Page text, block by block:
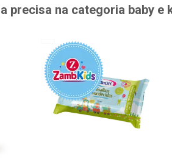
precisa na categoria baby e